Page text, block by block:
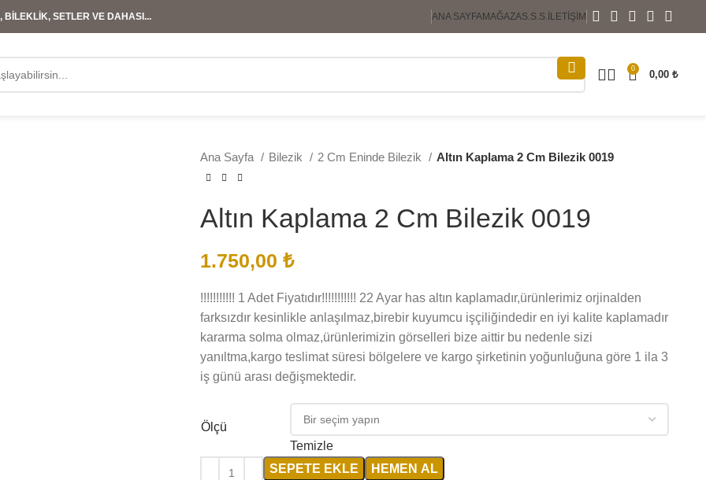
SETLER VE DAHASI... ANA SAYFAMAĞAZAS.S.S. İLETIŞIM
0
0,00 ₺
Ana Sayfa Bilezik 2 Cm Eninde Bilezik Altın Kaplama 2 Cm Bilezik 0019
Altın Kaplama 2 Cm Bilezik 0019
1.750,00 ₺
!!!!!!!!!!! 1 Adet Fiyatıdır!!!!!!!!!!! 22 Ayar has altın kaplamadır,ürünlerimiz orjinalden
farksızdır kesinlikle anlaşılmaz,birebir kuyumcu işçiliğindedir en iyi kalite kaplamadır
kararma solma olmaz,ürünlerimizin görselleri bize aittir bu nedenle sizi
yanıltma,kargo teslimat süresi bölgelere ve kargo şirketinin yoğunluğuna göre 1 ila 3
iş günü arası değişmektedir.
Ölçü
Temizle
SEPETE EKLE
HEMEN AL